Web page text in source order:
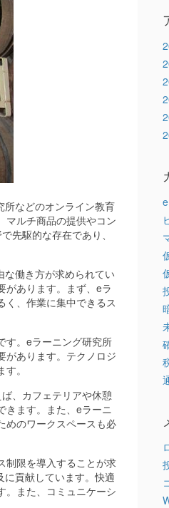
所などのオンライン教育
マルチ商品の提供やコン
先駆的な存在であり、
な働き方が求められてい
があります。まず、eラ
く、作業に集中できるス
す。eラーニング研究所
があります。テクノロジ
。
、カフェテリアや休憩
きます。また、eラーニ
めのワークスペースも必
制限を導入することが求
貢献しています。快適
。また、コミュニケーシ